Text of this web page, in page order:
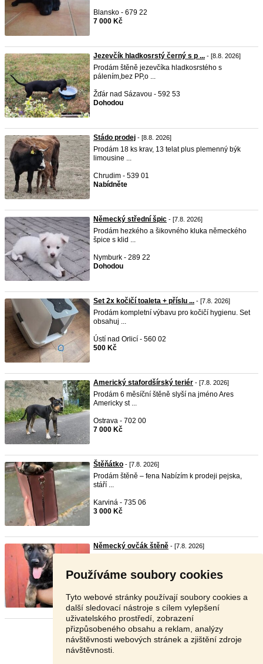
Používáme soubory cookies
Tyto webové stránky používají soubory cookies a
další sledovací nástroje s cílem vylepšení
uživatelského prostředí, zobrazení
přizpůsobeného obsahu a reklam, analýzy
návštěvnosti webových stránek a zjištění zdroje
návštěvnosti.
Blansko - 679 22
7 000 Kč
Jezevčík hladkosrstý černý s p ... - [8.8. 2026]
Prodám štěně jezevčíka hladkosrstého s
pálením,bez PP,o ...
Žďár nad Sázavou - 592 53
Dohodou
Stádo prodej - [8.8. 2026]
Prodám 18 ks krav, 13 telat plus plemenný býk
limousine ...
Chrudim - 539 01
Nabídněte
Německý střední špic - [7.8. 2026]
Prodám hezkého a šikovného kluka německého
špice s klid ...
Nymburk - 289 22
Dohodou
Set 2x kočičí toaleta + příslu ... - [7.8. 2026]
Prodám kompletní výbavu pro kočičí hygienu. Set
obsahuj ...
Ústí nad Orlicí - 560 02
500 Kč
Americký stafordšírský teriér - [7.8. 2026]
Prodám 6 měsíční štěně slyší na jméno Ares
Americky st ...
Ostrava - 702 00
7 000 Kč
Štěňátko - [7.8. 2026]
Prodám štěně – fena Nabízím k prodeji pejska,
stáří ...
Karviná - 735 06
3 000 Kč
Německý ovčák štěně - [7.8. 2026]
17 000 Kč
Stránka: 1 2 3 Další